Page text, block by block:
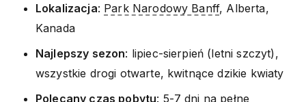
Lokalizacja: Park Narodowy Banff, Alberta,
Kanada
Najlepszy sezon: lipiec-sierpień (letni szczyt),
wszystkie drogi otwarte, kwitnące dzikie kwiaty
Polecany czas pobytu: 5-7 dni na pełne